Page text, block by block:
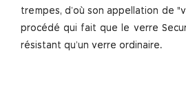
trempes, d’où son appellation de
procédé qui fait que le verre
résistant qu’un verre ordinaire.